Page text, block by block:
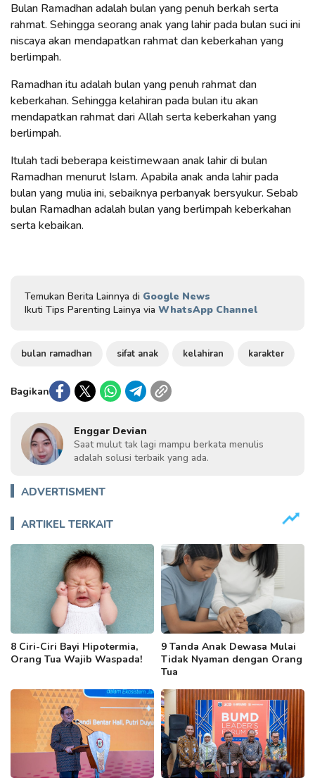
Bulan Ramadhan adalah bulan yang penuh berkah serta
rahmat. Sehingga seorang anak yang lahir pada bulan suci ini
niscaya akan mendapatkan rahmat dan keberkahan yang
berlimpah.
Ramadhan itu adalah bulan yang penuh rahmat dan
keberkahan. Sehingga kelahiran pada bulan itu akan
mendapatkan rahmat dari Allah serta keberkahan yang
berlimpah.
Itulah tadi beberapa keistimewaan anak lahir di bulan
Ramadhan menurut Islam. Apabila anak anda lahir pada
bulan yang mulia ini, sebaiknya perbanyak bersyukur. Sebab
bulan Ramadhan adalah bulan yang berlimpah keberkahan
serta kebaikan.
Temukan Berita Lainnya di Google News
Ikuti Tips Parenting Lainya via WhatsApp Channel
bulan ramadhan sifat anak kelahiran karakter
Bagikan
Enggar Devian
Saat mulut tak lagi mampu berkata menulis
adalah solusi terbaik yang ada.
ADVERTISMENT
ARTIKEL TERKAIT
8 Ciri-Ciri Bayi Hipotermia,
Orang Tua Wajib Waspada!
9 Tanda Anak Dewasa Mulai
Tidak Nyaman dengan Orang
Tua